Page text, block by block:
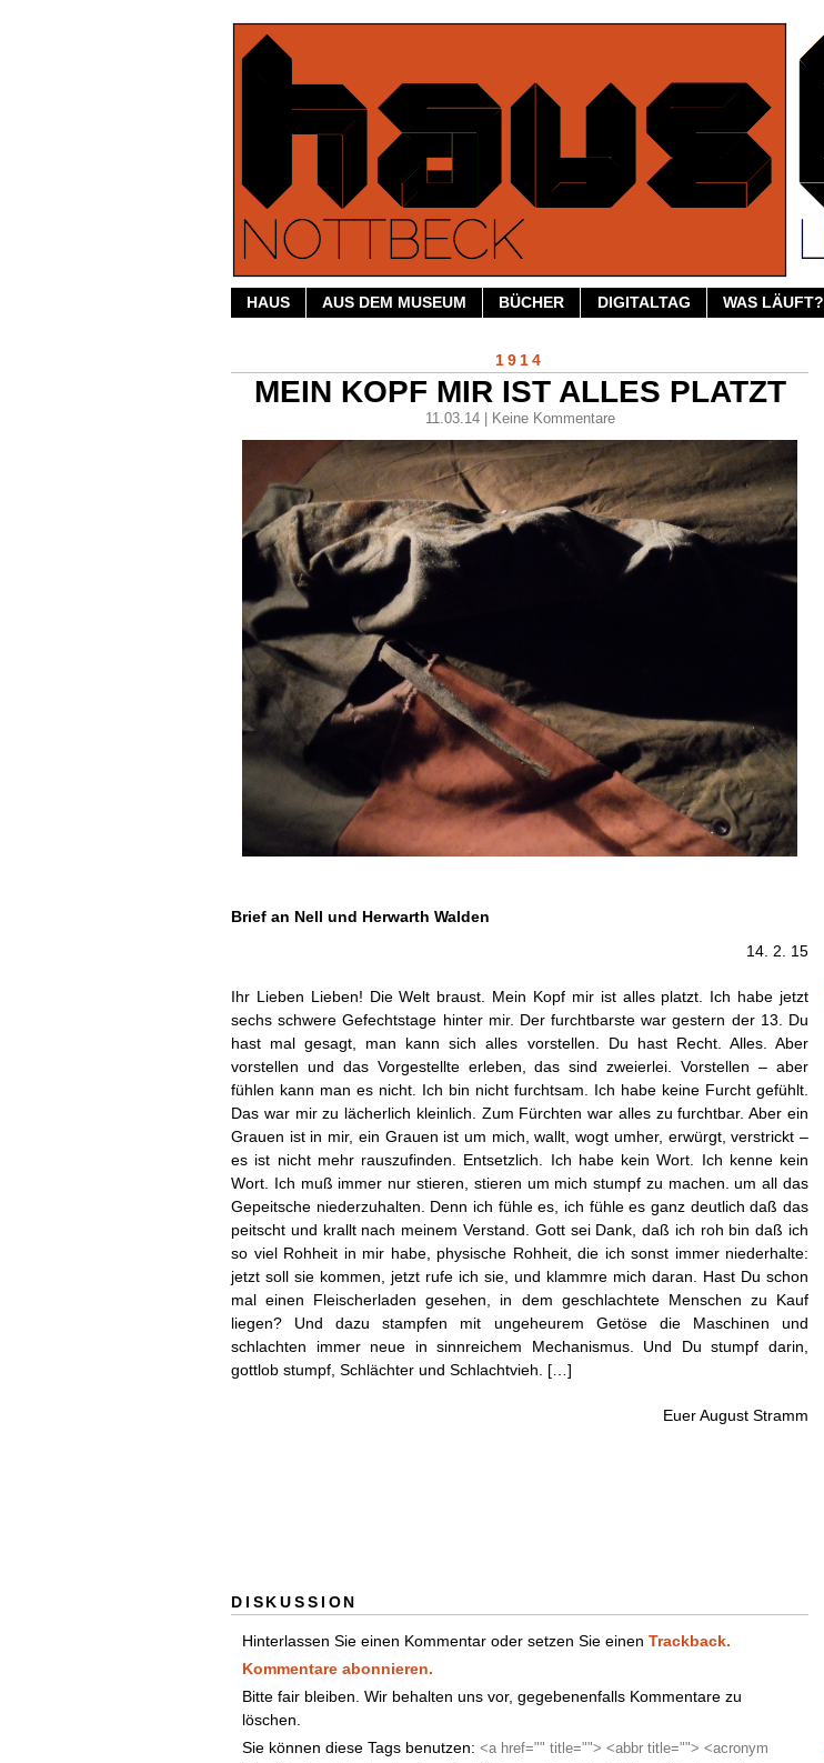
HAUS AUS DEM MUSEUM BÜCHER DIGITALTAG WAS LÄUFT?
1914
MEIN KOPF MIR IST ALLES PLATZT
11.03.14 | Keine Kommentare
Brief an Nell und Herwarth Walden
14. 2. 15
Ihr Lieben Lieben! Die Welt braust. Mein Kopf mir ist alles platzt. Ich habe jetzt
sechs schwere Gefechtstage hinter mir. Der furchtbarste war gestern der 13. Du
hast mal gesagt, man kann sich alles vorstellen. Du hast Recht. Alles. Aber
vorstellen und das Vorgestellte erleben, das sind zweierlei. Vorstellen – aber
fühlen kann man es nicht. Ich bin nicht furchtsam. Ich habe keine Furcht gefühlt.
Das war mir zu lächerlich kleinlich. Zum Fürchten war alles zu furchtbar. Aber ein
Grauen ist in mir, ein Grauen ist um mich, wallt, wogt umher, erwürgt, verstrickt –
es ist nicht mehr rauszufinden. Entsetzlich. Ich habe kein Wort. Ich kenne kein
Wort. Ich muß immer nur stieren, stieren um mich stumpf zu machen. um all das
Gepeitsche niederzuhalten. Denn ich fühle es, ich fühle es ganz deutlich daß das
peitscht und krallt nach meinem Verstand. Gott sei Dank, daß ich roh bin daß ich
so viel Rohheit in mir habe, physische Rohheit, die ich sonst immer niederhalte:
jetzt soll sie kommen, jetzt rufe ich sie, und klammre mich daran. Hast Du schon
mal einen Fleischerladen gesehen, in dem geschlachtete Menschen zu Kauf
liegen? Und dazu stampfen mit ungeheurem Getöse die Maschinen und
schlachten immer neue in sinnreichem Mechanismus. Und Du stumpf darin,
gottlob stumpf, Schlächter und Schlachtvieh. […]
Euer August Stramm
DISKUSSION
Hinterlassen Sie einen Kommentar oder setzen Sie einen Trackback.
Kommentare abonnieren.
Bitte fair bleiben. Wir behalten uns vor, gegebenenfalls Kommentare zu
löschen.
Sie können diese Tags benutzen: <a href="" title=""> <abbr title=""> <acronym